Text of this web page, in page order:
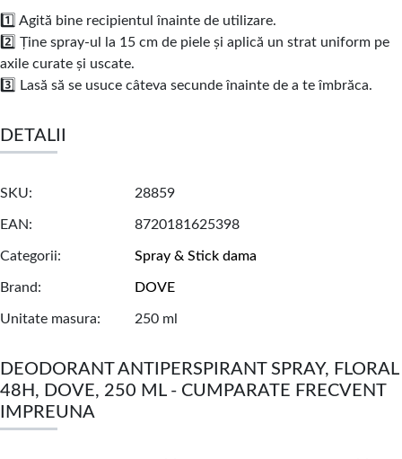
1️⃣ Agită bine recipientul înainte de utilizare.
2️⃣ Ține spray-ul la 15 cm de piele și aplică un strat uniform pe
axile curate și uscate.
3️⃣ Lasă să se usuce câteva secunde înainte de a te îmbrăca.
DETALII
SKU 28859
EAN 8720181625398
Categorii Spray & Stick dama
Brand DOVE
Unitate masura 250 ml
DEODORANT ANTIPERSPIRANT SPRAY, FLORAL
48H, DOVE, 250 ML - CUMPARATE FRECVENT
IMPREUNA